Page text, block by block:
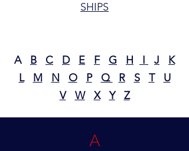
SHIPS
A B C D E F G H I J
K
L
M N O P Q R S T
U
V
W X Y Z
A